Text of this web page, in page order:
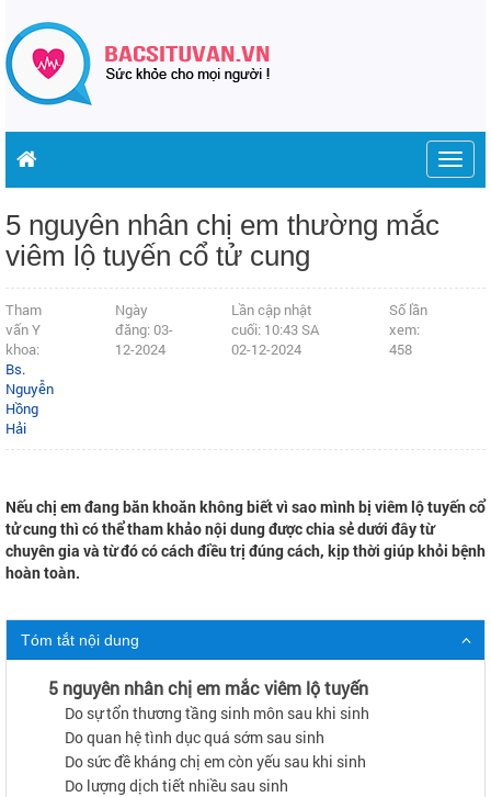
5 nguyên nhân chị em thường mắc
viêm lộ tuyến cổ tử cung
Tham
vấn Y
khoa:
Bs.
Nguyễn
Hồng
Hải
Ngày
đăng: 03-
12-2024
Lần cập nhật
cuối: 10:43 SA
02-12-2024
Số lần
xem:
458
Nếu chị em đang băn khoăn không biết vì sao mình bị viêm lộ tuyến cổ
tử cung thì có thể tham khảo nội dung được chia sẻ dưới đây từ
chuyên gia và từ đó có cách điều trị đúng cách, kịp thời giúp khỏi bệnh
hoàn toàn.
Tóm tắt nội dung
5 nguyên nhân chị em mắc viêm lộ tuyến
Do sự tổn thương tầng sinh môn sau khi sinh
Do quan hệ tình dục quá sớm sau sinh
Do sức đề kháng chị em còn yếu sau khi sinh
Do lượng dịch tiết nhiều sau sinh